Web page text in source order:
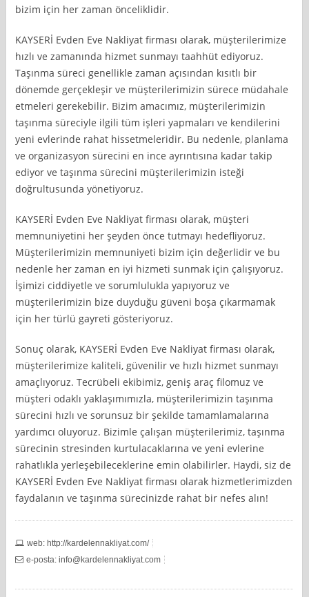
bizim için her zaman önceliklidir.
KAYSERİ Evden Eve Nakliyat firması olarak, müşterilerimize
hızlı ve zamanında hizmet sunmayı taahhüt ediyoruz.
Taşınma süreci genellikle zaman açısından kısıtlı bir
dönemde gerçekleşir ve müşterilerimizin sürece müdahale
etmeleri gerekebilir. Bizim amacımız, müşterilerimizin
taşınma süreciyle ilgili tüm işleri yapmaları ve kendilerini
yeni evlerinde rahat hissetmeleridir. Bu nedenle, planlama
ve organizasyon sürecini en ince ayrıntısına kadar takip
ediyor ve taşınma sürecini müşterilerimizin isteği
doğrultusunda yönetiyoruz.
KAYSERİ Evden Eve Nakliyat firması olarak, müşteri
memnuniyetini her şeyden önce tutmayı hedefliyoruz.
Müşterilerimizin memnuniyeti bizim için değerlidir ve bu
nedenle her zaman en iyi hizmeti sunmak için çalışıyoruz.
İşimizi ciddiyetle ve sorumlulukla yapıyoruz ve
müşterilerimizin bize duyduğu güveni boşa çıkarmamak
için her türlü gayreti gösteriyoruz.
Sonuç olarak, KAYSERİ Evden Eve Nakliyat firması olarak,
müşterilerimize kaliteli, güvenilir ve hızlı hizmet sunmayı
amaçlıyoruz. Tecrübeli ekibimiz, geniş araç filomuz ve
müşteri odaklı yaklaşımımızla, müşterilerimizin taşınma
sürecini hızlı ve sorunsuz bir şekilde tamamlamalarına
yardımcı oluyoruz. Bizimle çalışan müşterilerimiz, taşınma
sürecinin stresinden kurtulacaklarına ve yeni evlerine
rahatlıkla yerleşebileceklerine emin olabilirler. Haydi, siz de
KAYSERİ Evden Eve Nakliyat firması olarak hizmetlerimizden
faydalanın ve taşınma sürecinizde rahat bir nefes alın!
web: http://kardelennakliyat.com/
e-posta:info@kardelennakliyat.com